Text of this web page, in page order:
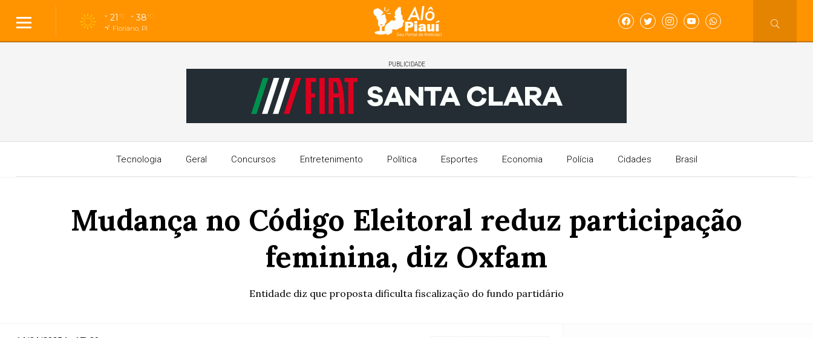
21 °C 38°C
Floriano, PI
PUBLICIDADE
Tecnologia Geral Concursos Entretenimento Política Esportes Economia Polícia Cidades Brasil
Mudança no Código Eleitoral reduz participação
feminina, diz Oxfam
Entidade diz que proposta dificulta fiscalização do fundo partidário